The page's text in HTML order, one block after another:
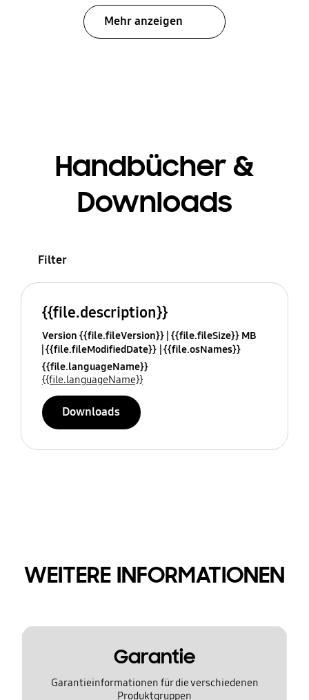
Mehr anzeigen
Handbücher &
Downloads
Filter
{{file.description}}
Version {{file.fileVersion}} {{file.fileSize}} MB
{{file.fileModifiedDate}} {{file.osNames}}
{{file.languageName}}
{{file.languageName}}
Downloads
WEITERE INFORMATIONEN
Garantie
Garantieinformationen für die verschiedenen
Produktgruppen